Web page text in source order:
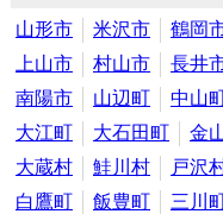
山形市 米沢市 鶴岡
上山市
村山市 長井
南陽市
山辺町 中山
大江町
大石田町 金
大蔵村
鮭川村 戸沢
白鷹町
飯豊町 三川